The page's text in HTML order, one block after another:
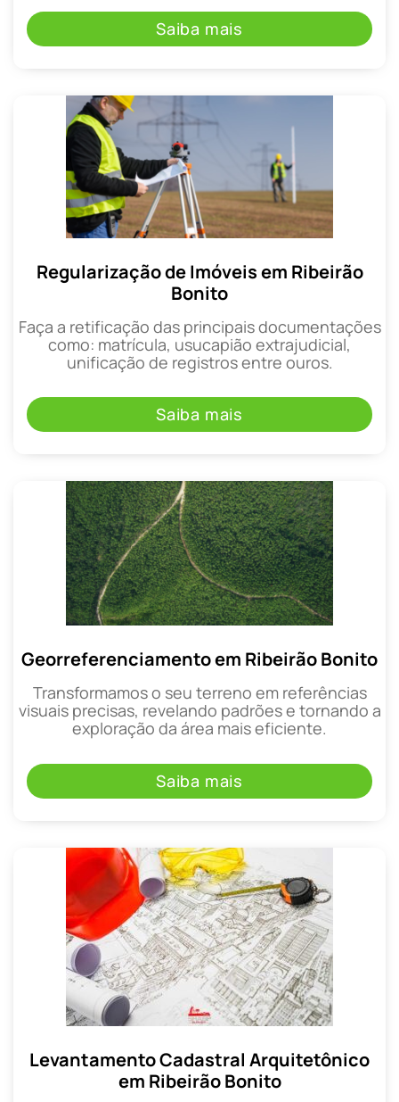
Saiba mais
Regularização de Imóveis em Ribeirão
Bonito
Faça a retificação das principais documentações
como: matrícula, usucapião extrajudicial,
unificação de registros entre ouros.
Saiba mais
Georreferenciamento em Ribeirão Bonito
Transformamos o seu terreno em referências
visuais precisas, revelando padrões e tornando a
exploração da área mais eficiente.
Saiba mais
Levantamento Cadastral Arquitetônico
em Ribeirão Bonito